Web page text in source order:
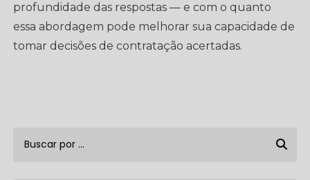
profundidade das respostas — e com o quanto
essa abordagem pode melhorar sua capacidade de
tomar decisões de contratação acertadas.